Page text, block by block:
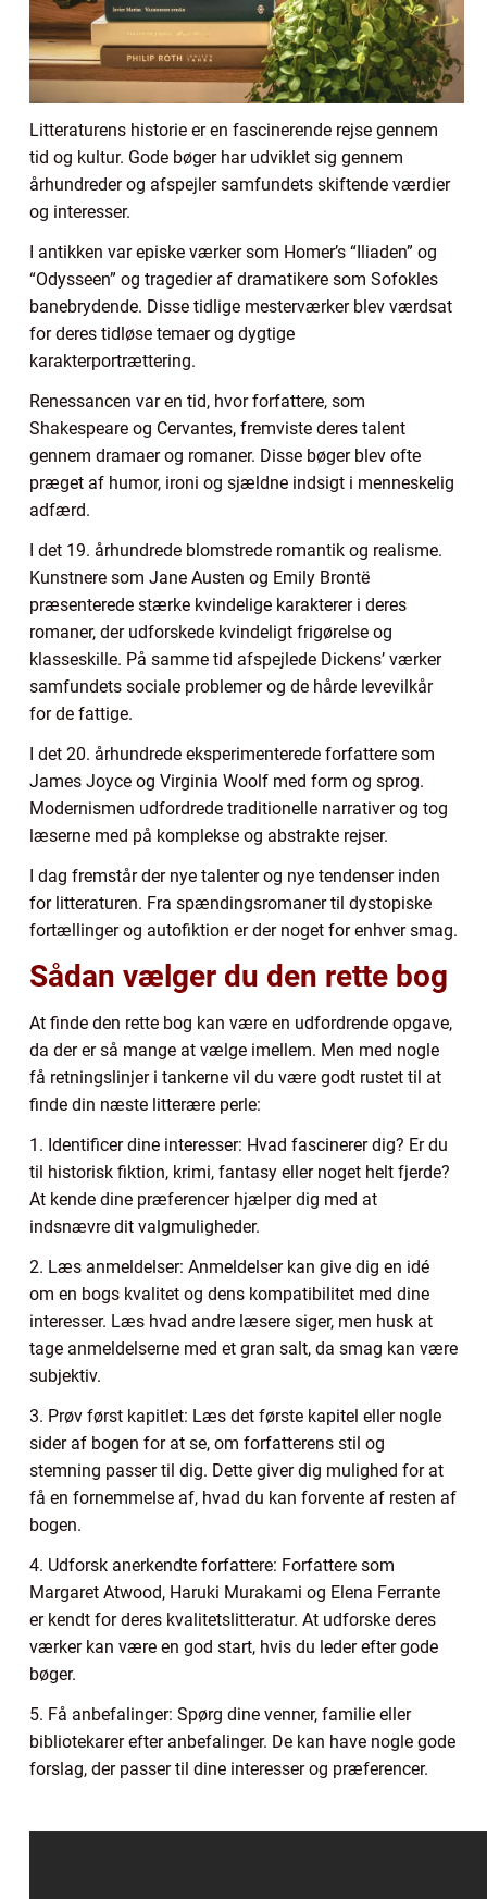
Litteraturens historie er en fascinerende rejse gennem
tid og kultur. Gode bøger har udviklet sig gennem
århundreder og afspejler samfundets skiftende værdier
og interesser.
I antikken var episke værker som Homer’s “Iliaden” og
“Odysseen” og tragedier af dramatikere som Sofokles
banebrydende. Disse tidlige mesterværker blev værdsat
for deres tidløse temaer og dygtige
karakterportrættering.
Renessancen var en tid, hvor forfattere, som
Shakespeare og Cervantes, fremviste deres talent
gennem dramaer og romaner. Disse bøger blev ofte
præget af humor, ironi og sjældne indsigt i menneskelig
adfærd.
I det 19. århundrede blomstrede romantik og realisme.
Kunstnere som Jane Austen og Emily Brontë
præsenterede stærke kvindelige karakterer i deres
romaner, der udforskede kvindeligt frigørelse og
klasseskille. På samme tid afspejlede Dickens’ værker
samfundets sociale problemer og de hårde levevilkår
for de fattige.
I det 20. århundrede eksperimenterede forfattere som
James Joyce og Virginia Woolf med form og sprog.
Modernismen udfordrede traditionelle narrativer og tog
læserne med på komplekse og abstrakte rejser.
I dag fremstår der nye talenter og nye tendenser inden
for litteraturen. Fra spændingsromaner til dystopiske
fortællinger og autofiktion er der noget for enhver smag.
Sådan vælger du den rette bog
At finde den rette bog kan være en udfordrende opgave,
da der er så mange at vælge imellem. Men med nogle
få retningslinjer i tankerne vil du være godt rustet til at
finde din næste litterære perle:
1. Identificer dine interesser: Hvad fascinerer dig? Er du
til historisk fiktion, krimi, fantasy eller noget helt fjerde?
At kende dine præferencer hjælper dig med at
indsnævre dit valgmuligheder.
2. Læs anmeldelser: Anmeldelser kan give dig en idé
om en bogs kvalitet og dens kompatibilitet med dine
interesser. Læs hvad andre læsere siger, men husk at
tage anmeldelserne med et gran salt, da smag kan være
subjektiv.
3. Prøv først kapitlet: Læs det første kapitel eller nogle
sider af bogen for at se, om forfatterens stil og
stemning passer til dig. Dette giver dig mulighed for at
få en fornemmelse af, hvad du kan forvente af resten af
bogen.
4. Udforsk anerkendte forfattere: Forfattere som
Margaret Atwood, Haruki Murakami og Elena Ferrante
er kendt for deres kvalitetslitteratur. At udforske deres
værker kan være en god start, hvis du leder efter gode
bøger.
5. Få anbefalinger: Spørg dine venner, familie eller
bibliotekarer efter anbefalinger. De kan have nogle gode
forslag, der passer til dine interesser og præferencer.